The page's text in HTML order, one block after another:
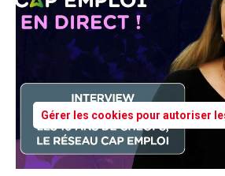
Gérer les cookies pour autoriser